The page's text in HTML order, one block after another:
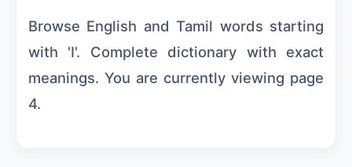
Browse English and Tamil words starting
with 'I'. Complete dictionary with exact
meanings. You are currently viewing page
4.